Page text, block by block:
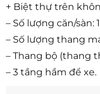
+ Biệt thự trên
– Số lượng căn/sàn:
– Số lượng thang
– Thang bộ (thang
– 3 tầng hầm để xe.